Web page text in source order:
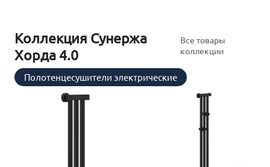
Коллекция Сунержа
Хорда 4.0
Все товары
коллекции
Полотенцесушители электрические